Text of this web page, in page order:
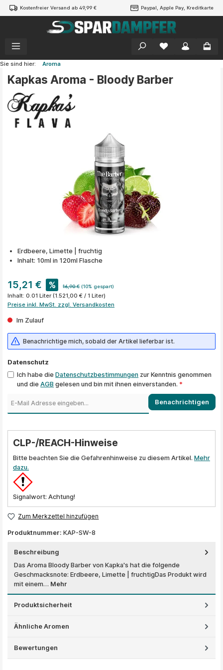
springen
Kostenfreier Versand ab 49,99 € Paypal, Apple Pay, Kreditkarte
Sie sind hier: Aroma
Kapkas Aroma - Bloody Barber
Erdbeere, Limette | fruchtig
Inhalt: 10ml in 120ml Flasche
15,21 € % 16,90 € (10% gespart)
Inhalt: 0.01 Liter (1.521,00 € / 1 Liter)
Preise inkl. MwSt. zzgl. Versandkosten
Im Zulauf
Benachrichtige mich, sobald der Artikel lieferbar ist.
Datenschutz
Ich habe dieDatenschutzbestimmungen zur Kenntnis genommen
und dieAGB gelesen und bin mit ihnen einverstanden.*
Benachrichtigen
CLP-/REACH-Hinweise
Bitte beachten Sie die Gefahrenhinweise zu diesem Artikel. Mehr
dazu.
Signalwort: Achtung!
Zum Merkzettel hinzufügen
Produktnummer: KAP-SW-8
Beschreibung
Das Aroma Bloody Barber von Kapka's hat die folgende
Geschmacksnote: Erdbeere, Limette | fruchtigDas Produkt wird
mit einem… Mehr
Produktsicherheit
Ähnliche Aromen
Bewertungen